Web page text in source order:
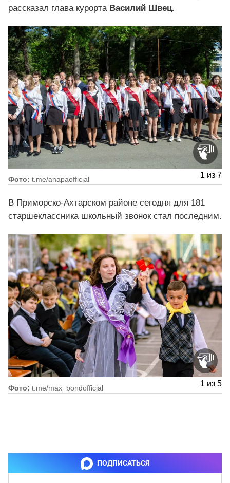
рассказал глава курорта Василий Швец.
Фото: t.me/anapaofficial 1 из 7
В Приморско-Ахтарском районе сегодня для 181
старшеклассника школьный звонок стал последним.
Фото: t.me/max_bondofficial 1 из 5
ПОДПИСАТЬСЯ